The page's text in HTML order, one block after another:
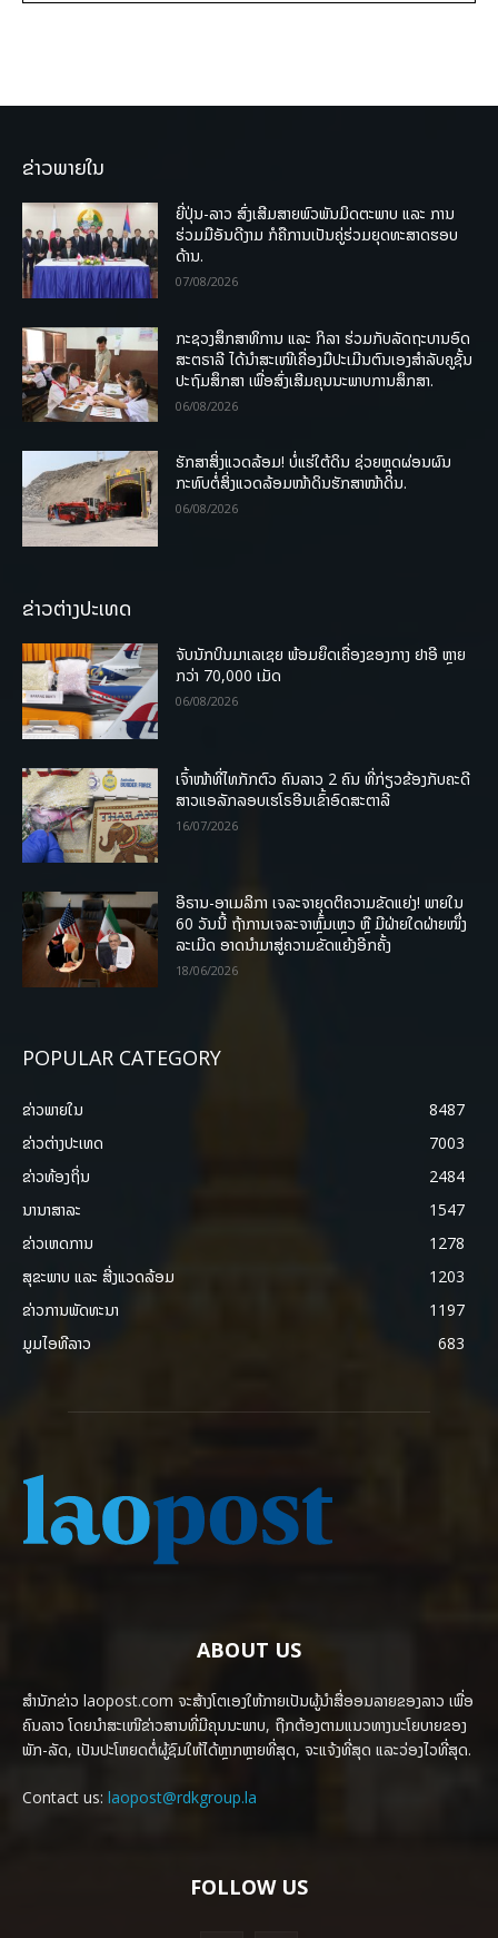
ຂ່າວພາຍໃນ
ຍີ່ປຸ່ນ-ລາວ ສົ່ງເສີມສາຍພົວພັນມິດຕະພາບ ແລະ ການ
ຮ່ວມມືອັນດີງາມ ກໍຄືການເປັນຄູ່ຮ່ວມຍຸດທະສາດຮອບ
ດ້ານ.
07/08/2026
ກະຊວງສຶກສາທິການ ແລະ ກິລາ ຮ່ວມກັບລັດຖະບານອົດ
ສະຕຣາລີ ໄດ້ນຳສະເໜີເຄື່ອງມືປະເມີນຕົນເອງສຳລັບຄູຊັ້ນ
ປະຖົມສຶກສາ ເພື່ອສົ່ງເສີມຄຸນນະພາບການສຶກສາ.
06/08/2026
ຮັກສາສິ່ງແວດລ້ອມ! ບໍ່ແຮ່ໃຕ້ດິນ ຊ່ວຍຫຼຸດຜ່ອນຜົນ
ກະທົບຕໍ່ສິ່ງແວດລ້ອມໜ້າດິນຮັກສາໜ້າດິນ.
06/08/2026
ຂ່າວຕ່າງປະເທດ
ຈັບນັກບິນມາເລເຊຍ ພ້ອມຍຶດເຄື່ອງຂອງກາງ ຢາອີ ຫຼາຍ
ກວ່າ 70,000 ເມັດ
06/08/2026
ເຈົ້າໜ້າທີ່ໄທກັກຕົວ ຄົນລາວ 2 ຄົນ ທີ່ກ່ຽວຂ້ອງກັບຄະດີ
ສາວແອລັກລອບເຮໂຣອີນເຂົ້າອົດສະຕາລີ
16/07/2026
ອີຣານ-ອາເມລິກາ ເຈລະຈາຍຸດຕິຄວາມຂັດແຍ່ງ! ພາຍໃນ
60 ວັນນີ້ ຖ້າການເຈລະຈາຫຼົ້ມເຫຼວ ຫຼື ມີຝ່າຍໃດຝ່າຍໜຶ່ງ
ລະເມີດ ອາດນໍາມາສູ່ຄວາມຂັດແຍ້ງອີກຄັ້ງ
18/06/2026
POPULAR CATEGORY
ຂ່າວພາຍ​ໃນ
8487
ຂ່າວຕ່າງປະເທດ
7003
ຂ່າວທ້ອງຖິ່ນ
2484
ນານາສາລະ
1547
ຂ່າວເຫດການ
1278
ສຸຂະພາບ ແລະ ສີ່ງແວດລ້ອມ
1203
ຂ່າວການພັດທະນາ
1197
ມູມໄອທີລາວ
683
ABOUT US
ສຳນັກຂ່າວ laopost.com ຈະສ້າງໂຕເອງໃຫ້ກາຍເປັນຜູ້ນຳສື່ອອນລາຍຂອງລາວ ເພື່ອ
ຄົນລາວ ໂດຍນຳສະເໜີຂ່າວສານທີ່ມີຄຸນນະພາບ, ຖືກຕ້ອງຕາມແນວທາງນະໂຍບາຍຂອງ
ພັກ-ລັດ, ເປັນປະໂຫຍດຕໍ່ຜູ້ຊົມໃຫ້ໄດ້ຫຼາກຫຼາຍທີ່ສຸດ, ຈະແຈ້ງທີ່ສຸດ ແລະວ່ອງໄວທີ່ສຸດ.
Contact us: laopost@rdkgroup.la
FOLLOW US